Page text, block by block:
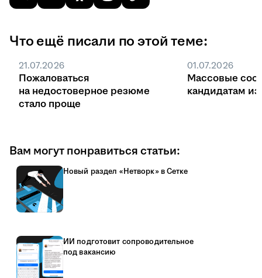
Что ещё писали по этой теме:
21.07.2026
Пожаловаться
на недостоверное резюме
стало проще
01.07.2026
Массовые
кандидатам
Вам могут понравиться статьи:
Новый раздел «Нетворк» в Сетке
ИИ подготовит сопроводительное
под вакансию